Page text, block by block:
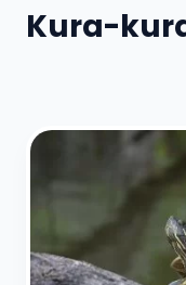
Kura-